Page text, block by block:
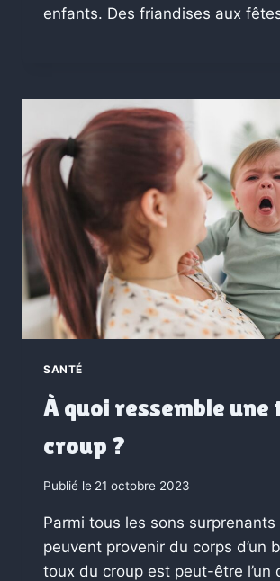
enfants. Des friandises aux
SANTÉ
À quoi ressemble une
croup ?
Publié le 21 octobre 2023
Parmi tous les sons surprenants
peuvent provenir du corps d’un
toux du croup est peut-être l’un